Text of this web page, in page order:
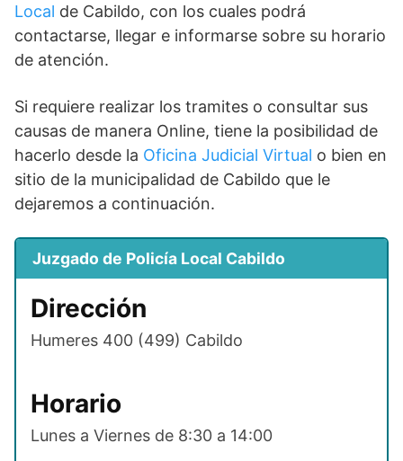
Local de Cabildo, con los cuales podrá
contactarse, llegar e informarse sobre su horario
de atención.
Si requiere realizar los tramites o consultar sus
causas de manera Online, tiene la posibilidad de
hacerlo desde la Oficina Judicial Virtual o bien en
sitio de la municipalidad de Cabildo que le
dejaremos a continuación.
Juzgado de Policía Local Cabildo
Dirección
Humeres 400 (499) Cabildo
Horario
Lunes a Viernes de 8:30 a 14:00